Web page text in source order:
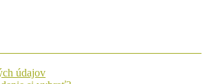
údajov